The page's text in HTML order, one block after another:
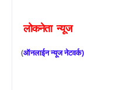
लोकनेता न्यूज
(ऑनलाईनन्यूजनेटवर्क)